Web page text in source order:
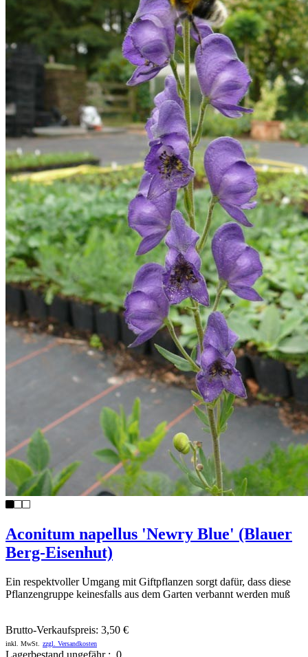
Aconitum napellus 'Newry Blue' (Blauer
Berg-Eisenhut)
Ein respektvoller Umgang mit Giftpflanzen sorgt dafür, dass diese
Pflanzengruppe keinesfalls aus dem Garten verbannt werden muß
Brutto-Verkaufspreis: 3,50 €
inkl. MwSt. zzgl. Versandkosten
Lagerbestand ungefähr : 0